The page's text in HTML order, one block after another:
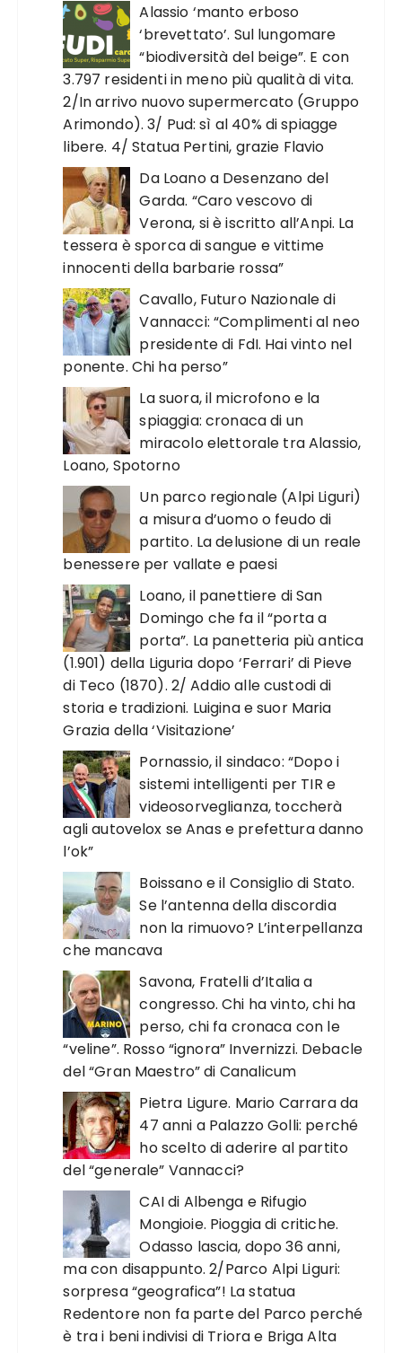
Alassio ‘manto erboso
‘brevettato’. Sul lungomare
“biodiversità del beige”. E con
3.797 residenti in meno più qualità di vita.
2/In arrivo nuovo supermercato (Gruppo
Arimondo). 3/ Pud: sì al 40% di spiagge
libere. 4/ Statua Pertini, grazie Flavio
Da Loano a Desenzano del
Garda. “Caro vescovo di
Verona, si è iscritto all’Anpi. La
tessera è sporca di sangue e vittime
innocenti della barbarie rossa”
Cavallo, Futuro Nazionale di
Vannacci: “Complimenti al neo
presidente di FdI. Hai vinto nel
ponente. Chi ha perso”
La suora, il microfono e la
spiaggia: cronaca di un
miracolo elettorale tra Alassio,
Loano, Spotorno
Un parco regionale (Alpi Liguri)
a misura d’uomo o feudo di
partito. La delusione di un reale
benessere per vallate e paesi
Loano, il panettiere di San
Domingo che fa il “porta a
porta”. La panetteria più antica
(1.901) della Liguria dopo ‘Ferrari’ di Pieve
di Teco (1870). 2/ Addio alle custodi di
storia e tradizioni. Luigina e suor Maria
Grazia della ‘Visitazione’
Pornassio, il sindaco: “Dopo i
sistemi intelligenti per TIR e
videosorveglianza, toccherà
agli autovelox se Anas e prefettura danno
l’ok”
Boissano e il Consiglio di Stato.
Se l’antenna della discordia
non la rimuovo? L’interpellanza
che mancava
Savona, Fratelli d’Italia a
congresso. Chi ha vinto, chi ha
perso, chi fa cronaca con le
“veline”. Rosso “ignora” Invernizzi. Debacle
del “Gran Maestro” di Canalicum
Pietra Ligure. Mario Carrara da
47 anni a Palazzo Golli: perché
ho scelto di aderire al partito
del “generale” Vannacci?
CAI di Albenga e Rifugio
Mongioie. Pioggia di critiche.
Odasso lascia, dopo 36 anni,
ma con disappunto. 2/Parco Alpi Liguri:
sorpresa “geografica”! La statua
Redentore non fa parte del Parco perché
è tra i beni indivisi di Triora e Briga Alta